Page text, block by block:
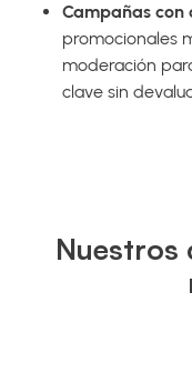
Campañas con
promocionales
moderación
clave sin
Nuestros